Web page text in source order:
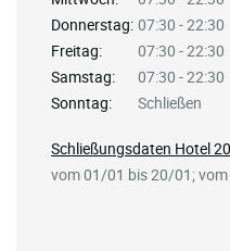
Donnerstag: 07:30 - 22:30
Freitag:
07:30 - 22:30
Samstag:
07:30 - 22:30
Sonntag:
Schließen
Schließungsdaten Hotel
vom 01/01 bis 20/01;